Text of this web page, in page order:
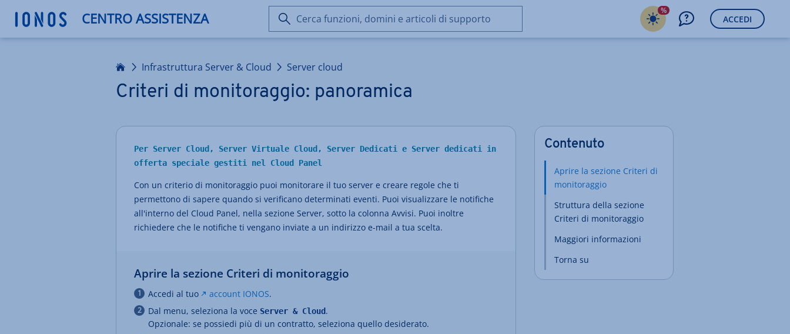
CENTRO ASSISTENZA
Cerca
funzioni,
supporto
%
ACCEDI
Homepage Infrastruttura Server & Cloud Server cloud
Criteri di monitoraggio: panoramica
Per Server Cloud, Server Virtuale Cloud, Server Dedicati e Server dedicati in
offerta speciale gestiti nel Cloud Panel
Con un criterio di monitoraggio puoi monitorare il tuo server e creare regole che ti
permettono di sapere quando si verificano determinati eventi. Puoi visualizzare le notifiche
all'interno del Cloud Panel, nella sezione Server, sotto la colonna Avvisi. Puoi inoltre
richiedere che le notifiche ti vengano inviate a un indirizzo e-mail a tua scelta.
Aprire la sezione Criteri di monitoraggio
Accedi al tuo account IONOS.
Dal menu, seleziona la voce Server & Cloud.
Opzionale: se possiedi più di un contratto, seleziona quello desiderato.
Contenuto
Aprire la sezione Criteri di
monitoraggio
Struttura della sezione
Criteri di monitoraggio
Maggiori informazioni
Torna su